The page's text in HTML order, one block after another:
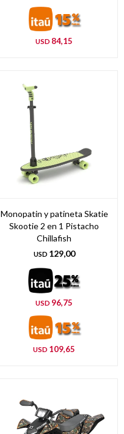
USD 84,15
Monopatin y patineta Skatie
Skootie 2 en 1 Pistacho
Chillafish
USD 129,00
USD 96,75
USD 109,65